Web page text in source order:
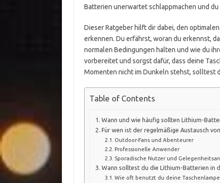
Batterien unerwartet schlappmachen und
Dieser Ratgeber hilft dir dabei, den
erkennen. Du erfährst, woran du erkennst,
normalen Bedingungen halten und wie du
vorbereitet und sorgst dafür, dass deine
Momenten nicht im Dunkeln stehst, solltest
Table of Contents
Wann und wie häufig sollten Lithium-
Für wen ist der regelmäßige Austausch
Outdoor-Fans und Abenteurer
Professionelle Anwender
Sporadische Nutzer und
Wann solltest du die Lithium-Batterien in
Wie oft benutzt du deine